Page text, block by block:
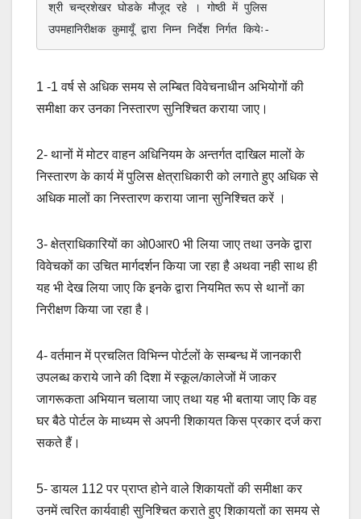
श्री चन्द्रशेखर घोडके मौजूद रहे । गोष्ठी में पुलिस
उपमहानिरीक्षक कुमायूँ द्वारा निम्न निर्देश निर्गत कियेः-
1 -1 वर्ष से अधिक समय से लम्बित विवेचनाधीन अभियोगों की
समीक्षा कर उनका निस्तारण सुनिश्चित कराया जाए।
2- थानों में मोटर वाहन अधिनियम के अन्तर्गत दाखिल मालों के
निस्तारण के कार्य में पुलिस क्षेत्राधिकारी को लगाते हुए अधिक से
अधिक मालों का निस्तारण कराया जाना सुनिश्चित करें ।
3- क्षेत्राधिकारियों का ओ0आर0 भी लिया जाए तथा उनके द्वारा
विवेचकों का उचित मार्गदर्शन किया जा रहा है अथवा नही साथ ही
यह भी देख लिया जाए कि इनके द्वारा नियमित रूप से थानों का
निरीक्षण किया जा रहा है।
4- वर्तमान में प्रचलित विभिन्न पोर्टलों के सम्बन्ध में जानकारी
उपलब्ध कराये जाने की दिशा में स्कूल/कालेजों में जाकर
जागरूकता अभियान चलाया जाए तथा यह भी बताया जाए कि वह
घर बैठे पोर्टल के माध्यम से अपनी शिकायत किस प्रकार दर्ज करा
सकते हैं।
5- डायल 112 पर प्राप्त होने वाले शिकायतों की समीक्षा कर
उनमें त्वरित कार्यवाही सुनिश्चित कराते हुए शिकायतों का समय से